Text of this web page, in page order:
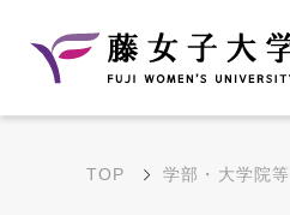
TOP 学部・大学院等